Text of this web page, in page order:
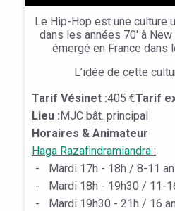
Le Hip-Hop est une culture
dans les années 70′ à
émergé en France dans
L’idée de cette
Tarif Vésinet :405 €Tarif
Lieu :MJC bât. principal
Horaires & Animateur
Haga Razafindramiandra :
-
Mardi 17h - 18h / 8-11
-
Mardi 18h - 19h30 / 11-
-
Mardi 19h30 - 21h / 16